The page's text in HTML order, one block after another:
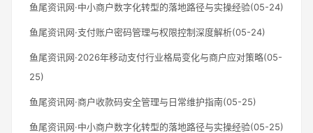
鱼尾资讯网·中小商户数字化转型的落地路径与实操经验(05-24)
鱼尾资讯网·支付账户密码管理与权限控制深度解析(05-24)
鱼尾资讯网·2026年移动支付行业格局变化与商户应对策略(05-
25)
鱼尾资讯网·商户收款码安全管理与日常维护指南(05-25)
鱼尾资讯网·中小商户数字化转型的落地路径与实操经验(05-25)